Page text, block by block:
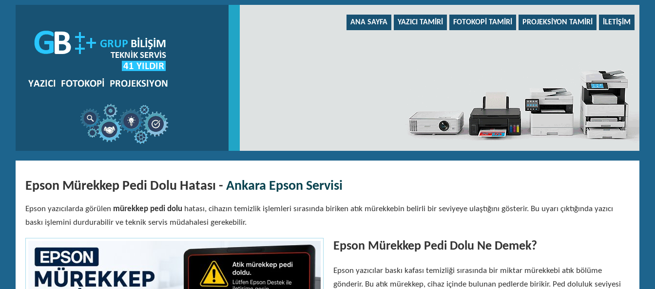
ANA SAYFA YAZICI TAMIRI FOTOKOPI TAMIRI PROJEKSIYON TAMIRI İLETIŞIM
Epson Mürekkep Pedi Dolu Hatası - Ankara Epson Servisi
Epson yazıcılarda görülen mürekkep pedi dolu hatası, cihazın temizlik işlemleri sırasında biriken atık mürekkebin belirli bir seviyeye ulaştığını gösterir. Bu uyarı çıktığında yazıcı
baskı işlemini durdurabilir ve teknik servis müdahalesi gerekebilir.
Epson Mürekkep Pedi Dolu Ne Demek?
Epson yazıcılar baskı kafası temizliği sırasında bir miktar mürekkebi atık bölüme
gönderir. Bu atık mürekkep, cihaz içinde bulunan pedlerde birikir. Ped doluluk seviyesi